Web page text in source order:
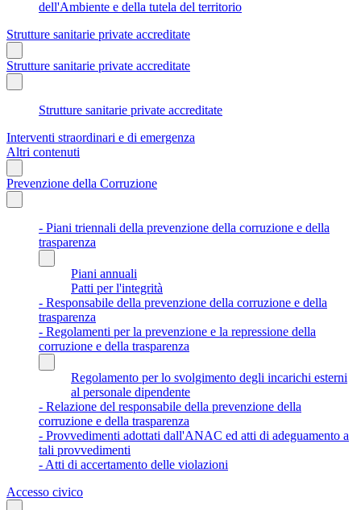
dell'Ambiente e della tutela del territorio
Strutture sanitarie private accreditate
Strutture sanitarie private accreditate
Strutture sanitarie private accreditate
Interventi straordinari e di emergenza
Altri contenuti
Prevenzione della Corruzione
- Piani triennali della prevenzione della corruzione e della
trasparenza
Piani annuali
Patti per l'integrità
- Responsabile della prevenzione della corruzione e della
trasparenza
- Regolamenti per la prevenzione e la repressione della
corruzione e della trasparenza
Regolamento per lo svolgimento degli incarichi esterni
al personale dipendente
- Relazione del responsabile della prevenzione della
corruzione e della trasparenza
- Provvedimenti adottati dall'ANAC ed atti di adeguamento a
tali provvedimenti
- Atti di accertamento delle violazioni
Accesso civico